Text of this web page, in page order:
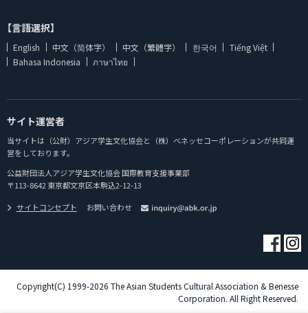
【言語選択】
English 中文（简体字） 中文（繁體字） 한국어
Tiếng Việt
Bahasa Indonesia
ภาษาไทย
サイト運営者
当サイトは（公財）アジア学生文化協会と（株）ベネッセコーポレーションが共同運
営をしております。
公益財団法人アジア学生文化協会 国際教育支援事業部
〒113-8642 東京都文京区本駒込2-12-13
サイトコンセプト
お問い合わせ
Copyright(C) 1999-2026 The Asian Students Cultural Association & Benesse
Corporation. All Right Reserved.